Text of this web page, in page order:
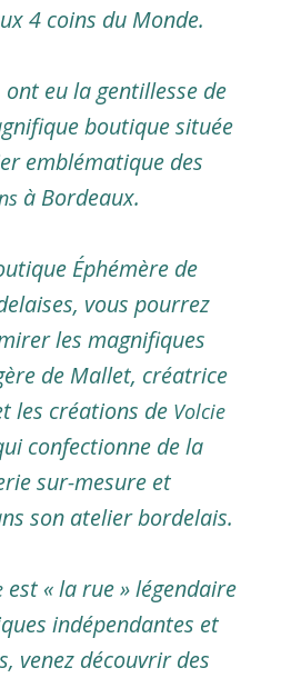
4 coins du Monde.
eu la gentillesse de
boutique située
emblématique des
à Bordeaux.
Éphémère de
vous pourrez
les magnifiques
de Mallet, créatrice
les créations de Volcie
confectionne de la
sur-mesure et
son atelier bordelais.
est « la rue » légendaire
indépendantes et
venez découvrir des